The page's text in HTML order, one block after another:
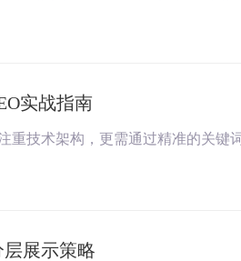
实战指南
技术架构，更需通过精准的关
层展示策略